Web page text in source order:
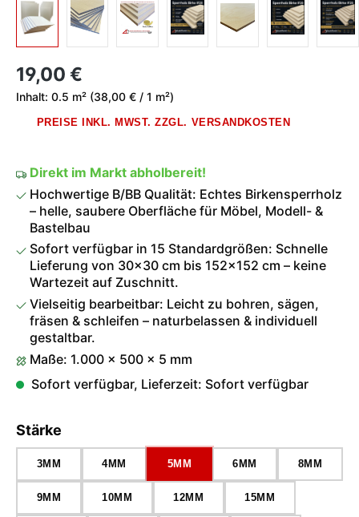
Regulärer Preis:
19,00 €
Inhalt: 0.5 m² (38,00 € / 1 m²)
PREISE INKL. MWST. ZZGL. VERSANDKOSTEN
Direkt im Markt abholbereit!
Hochwertige B/BB Qualität: Echtes Birkensperrholz
– helle, saubere Oberfläche für Möbel, Modell- &
Bastelbau
Sofort verfügbar in 15 Standardgrößen: Schnelle
Lieferung von 30×30 cm bis 152×152 cm – keine
Wartezeit auf Zuschnitt.
Vielseitig bearbeitbar: Leicht zu bohren, sägen,
fräsen & schleifen – naturbelassen & individuell
gestaltbar.
Maße: 1.000 × 500 × 5 mm
Sofort verfügbar, Lieferzeit: Sofort verfügbar
Stärke
3MM 4MM 5MM 6MM 8MM
9MM 10MM 12MM 15MM